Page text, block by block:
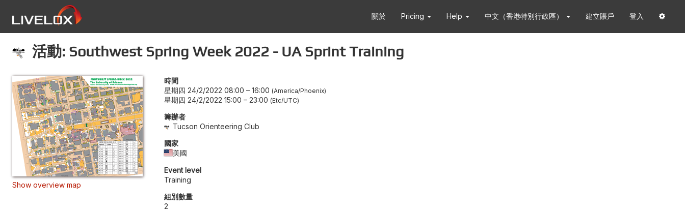
關於 Pricing Help 中文（香港特別行政區） 建立賬戶 登入
活動: Southwest Spring Week 2022 - UA Sprint Training
Show overview map
時間
星期四 24/2/2022 08:00 – 16:00 America/Phoenix
星期四 24/2/2022 15:00 – 23:00 Etc/UTC
籌辦者
Tucson Orienteering Club
國家
美國
Event level
Training
組別數量
2